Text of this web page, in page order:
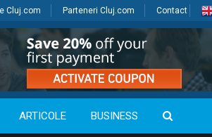
Cluj.com Parteneri Cluj.com Contact
ARTICOLE BUSINESS